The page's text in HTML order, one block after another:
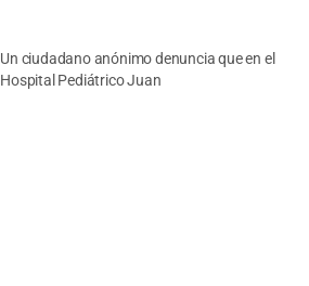
Un ciudadano anónimo denuncia que en el
Hospital Pediátrico Juan